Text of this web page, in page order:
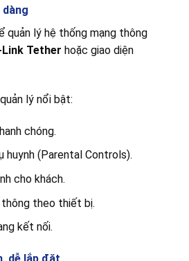
dàng
quản lý hệ thống mạng thông
Tether hoặc giao diện
lý nổi bật:
chóng.
huynh (Parental Controls).
cho khách.
theo thiết bị.
kết nối.